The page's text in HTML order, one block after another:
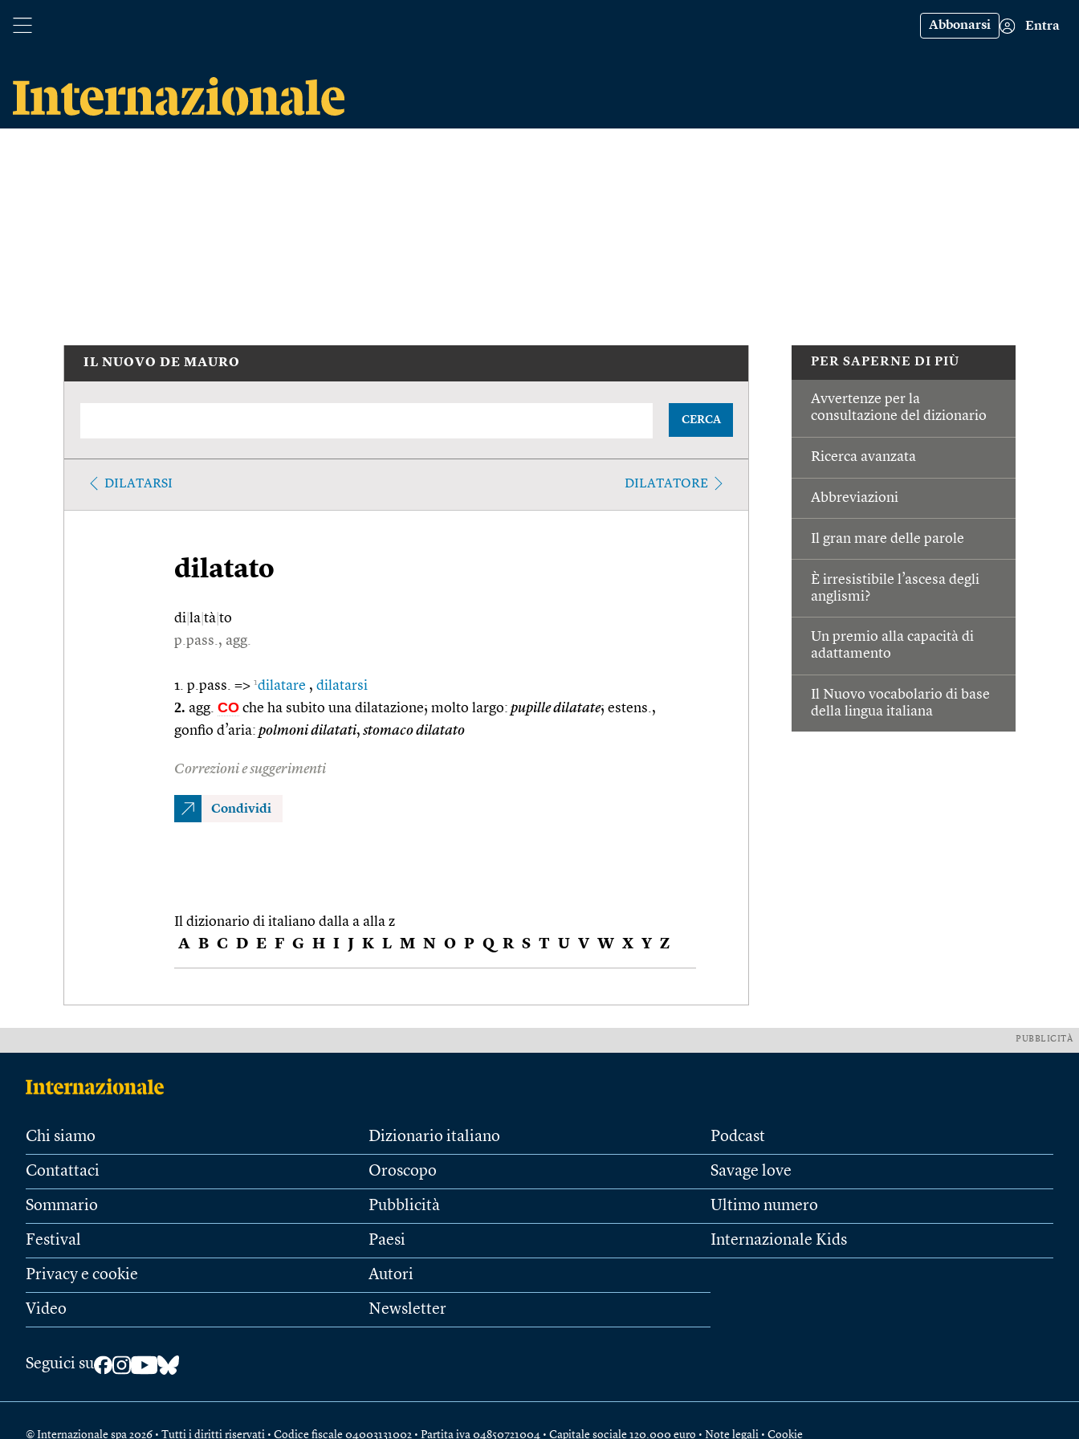
Abbonarsi Entra
PER SAPERNE DI PIÙ
Avvertenze per la
consultazione del dizionario
Ricerca avanzata
Abbreviazioni
Il gran mare delle parole
È irresistibile l’ascesa degli
anglismi?
Un premio alla capacità di
adattamento
Il Nuovo vocabolario di base
della lingua italiana
IL NUOVO DE MAURO
CERCA
DILATARSI DILATATORE
dilatato
di la tà to
p.pass., agg.
1. p.pass. => 1dilatare , dilatarsi
2. agg. CO che ha subito una dilatazione; molto largo: pupille dilatate; estens.,
gonfio d’aria: polmoni dilatati, stomaco dilatato
Correzioni e suggerimenti
Condividi
Il dizionario di italiano dalla a alla z
A B C D E F G H I J K L M N O P Q R S T U V W X Y Z
PUBBLICITÀ
Chi siamo
Contattaci
Sommario
Festival
Privacy e cookie
Video
Dizionario italiano
Oroscopo
Pubblicità
Paesi
Autori
Newsletter
Podcast
Savage love
Ultimo numero
Internazionale Kids
Seguici su
© Internazionale spa 2026 • Tutti i diritti riservati • Codice fiscale 04003131002 • Partita iva 04850721004 • Capitale sociale 120.000 euro • Note legali • Cookie